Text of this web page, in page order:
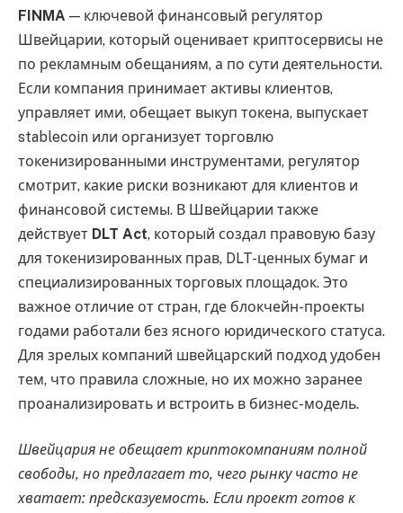
FINMA — ключевой финансовый регулятор
Швейцарии, который оценивает криптосервисы не
по рекламным обещаниям, а по сути деятельности.
Если компания принимает активы клиентов,
управляет ими, обещает выкуп токена, выпускает
stablecoin или организует торговлю
токенизированными инструментами, регулятор
смотрит, какие риски возникают для клиентов и
финансовой системы. В Швейцарии также
действует DLT Act, который создал правовую базу
для токенизированных прав, DLT-ценных бумаг и
специализированных торговых площадок. Это
важное отличие от стран, где блокчейн-проекты
годами работали без ясного юридического статуса.
Для зрелых компаний швейцарский подход удобен
тем, что правила сложные, но их можно заранее
проанализировать и встроить в бизнес-модель.
Швейцария не обещает криптокомпаниям полной
свободы, но предлагает то, чего рынку часто не
хватает: предсказуемость. Если проект готов к